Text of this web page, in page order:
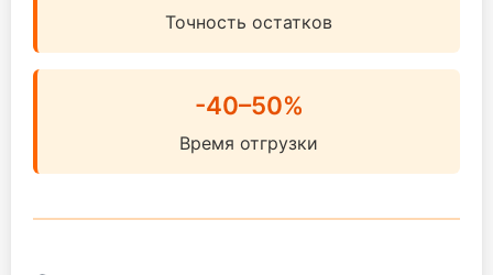
Точность остатков
-40–50%
Время отгрузки